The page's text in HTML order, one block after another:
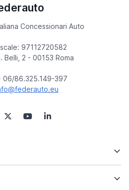
Concessionari Auto
97112720582
Belli, 2 - 00153 Roma
06/86.325.149-397